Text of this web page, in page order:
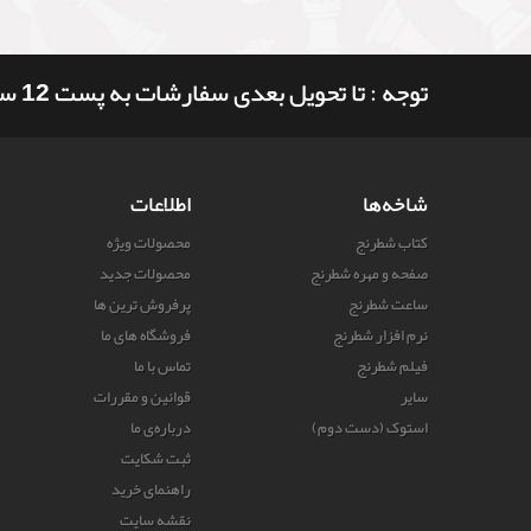
توجه : تا تحویل بعدی سفارشات به پست 12 ساعت و 31 دقیقه وقت دارید
شاخه‌ها
کتاب شطرنج
صفحه و مهره شطرنج
ساعت شطرنج
نرم افزار شطرنج
فیلم شطرنج
سایر
استوک (دست دوم)
اطلاعات
محصولات ویژه
محصولات جدید
پرفروش ترین‌ ها
فروشگاه های ما
تماس با ما
قوانین و مقررات
درباره‌ی ما
ثبت شکایت
راهنمای خرید
نقشه سایت